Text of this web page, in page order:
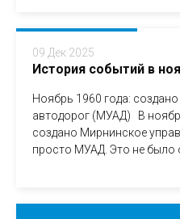
09 Дек 2025
История событий в
Ноябрь 1960 года:
автодорог (МУАД) В
создано Мирнинское
просто МУАД. Это не было